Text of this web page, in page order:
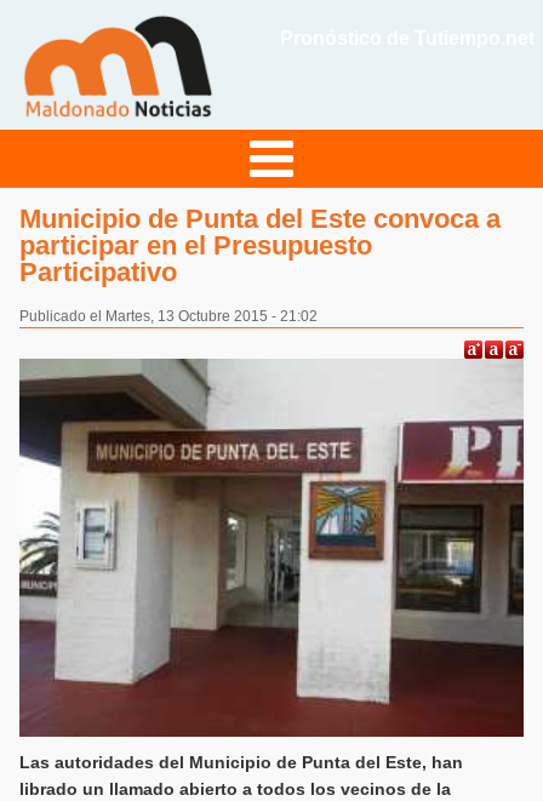
Municipio de Punta del Este convoca a
participar en el Presupuesto
Participativo
Publicado el Martes, 13 Octubre 2015 - 21:02
Las autoridades del Municipio de Punta del Este, han
librado un llamado abierto a todos los vecinos de la